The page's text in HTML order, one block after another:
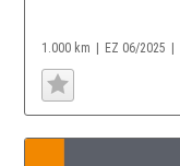
1.000 km EZ 06/2025